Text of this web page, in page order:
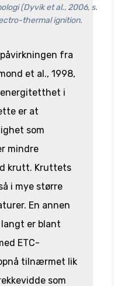
(Dyvik et al., 2006, s.
thermal ignition.
fra
et al., 1998,
i
er at
som
mindre
krutt. Kruttets
i mye større
En annen
er blant
ETC-
tilnærmet lik
som